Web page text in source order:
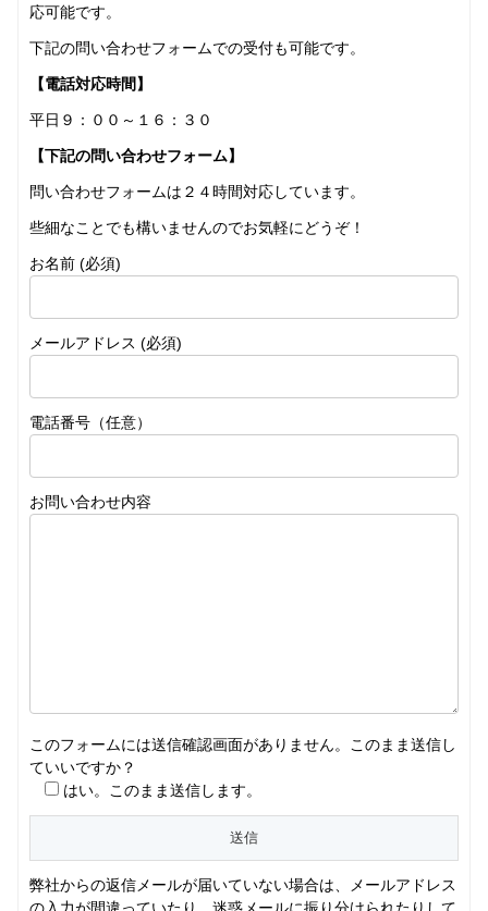
応可能です。
下記の問い合わせフォームでの受付も可能です。
【電話対応時間】
平日９：００～１６：３０
【下記の問い合わせフォーム】
問い合わせフォームは２４時間対応しています。
些細なことでも構いませんのでお気軽にどうぞ！
お名前 (必須)
メールアドレス (必須)
電話番号（任意）
お問い合わせ内容
このフォームには送信確認画面がありません。このまま送信し
ていいですか？
はい。このまま送信します。
弊社からの返信メールが届いていない場合は、メールアドレス